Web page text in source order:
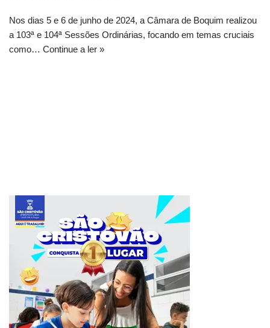
Nos dias 5 e 6 de junho de 2024, a Câmara de Boquim realizou
a 103ª e 104ª Sessões Ordinárias, focando em temas cruciais
como… Continue a ler »